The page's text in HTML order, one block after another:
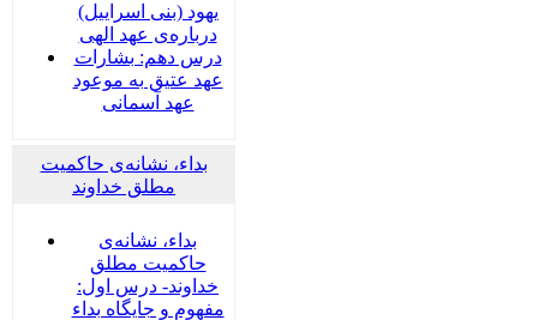
یهود (بنی اسراییل)
درباره‌ی عهد الهی
درس دهم: بشارات
عهد عتیق به موعود
عهد آسمانی
بداء، نشانه‌ی حاکمیت
مطلق خداوند
بداء، نشانه‌ی
حاکمیت مطلق
خداوند- درس اول:
مفهوم و جایگاه بداء